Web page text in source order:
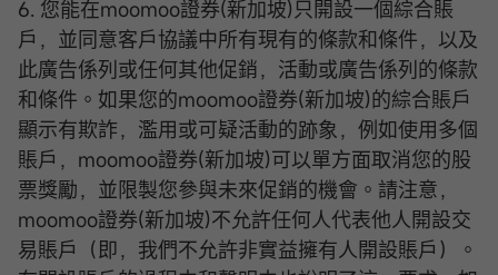
6. 您能在moomoo證券(新加坡)只開設一個綜合賬
戶，並同意客戶協議中所有現有的條款和條件，以及
此廣告係列或任何其他促銷，活動或廣告係列的條款
和條件。如果您的moomoo證券(新加坡)的綜合賬戶
顯示有欺詐，濫用或可疑活動的跡象，例如使用多個
賬戶，moomoo證券(新加坡)可以單方面取消您的股
票獎勵，並限製您參與未來促銷的機會。請注意，
moomoo證券(新加坡)不允許任何人代表他人開設交
易賬戶（即，我們不允許非實益擁有人開設賬戶）。